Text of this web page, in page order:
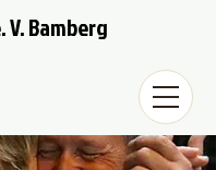
V. Bamberg